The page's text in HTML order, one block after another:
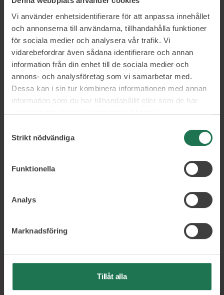
Vi använder enhetsidentifierare för att anpassa innehållet
och annonserna till användarna, tillhandahålla funktioner
för sociala medier och analysera vår trafik. Vi
vidarebefordrar även sådana identifierare och annan
information från din enhet till de sociala medier och
annons- och analysföretag som vi samarbetar med.
Dessa kan i sin tur kombinera informationen med annan
information som du har tillhandahållit eller som de har
samlat in när du har använt deras tjänster.
Strikt nödvändiga
Funktionella
Analys
Marknadsföring
Tillåt alla
Brian van den Brink
Health Performance Advisor
Är en framgångsrik entreprenör och hälsocoach som hjälpt
många att komma i form för livet. Han är hälsocoachen som
genom sitt schyssta bemötande, sin omfattande erfarenhet
och sina ärliga svar får till bestående hälsoförbättringar
Hållbar livsstil
Träning
Läs mer och boka
Ett urval av våra kunder